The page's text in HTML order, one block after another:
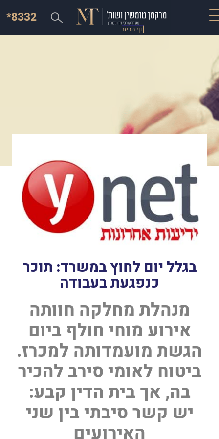
דף הבית
*8332
בגלל יום לחוץ במשרד: תוכר
כנפגעת בעבודה
מנהלת מחלקה חוותה
אירוע מוחי חולף ביום
הגשת מועמדותה למכרז.
ביטוח לאומי סירב להכיר
בה, אך בית הדין קבע:
יש קשר סיבתי בין שני
האירועים